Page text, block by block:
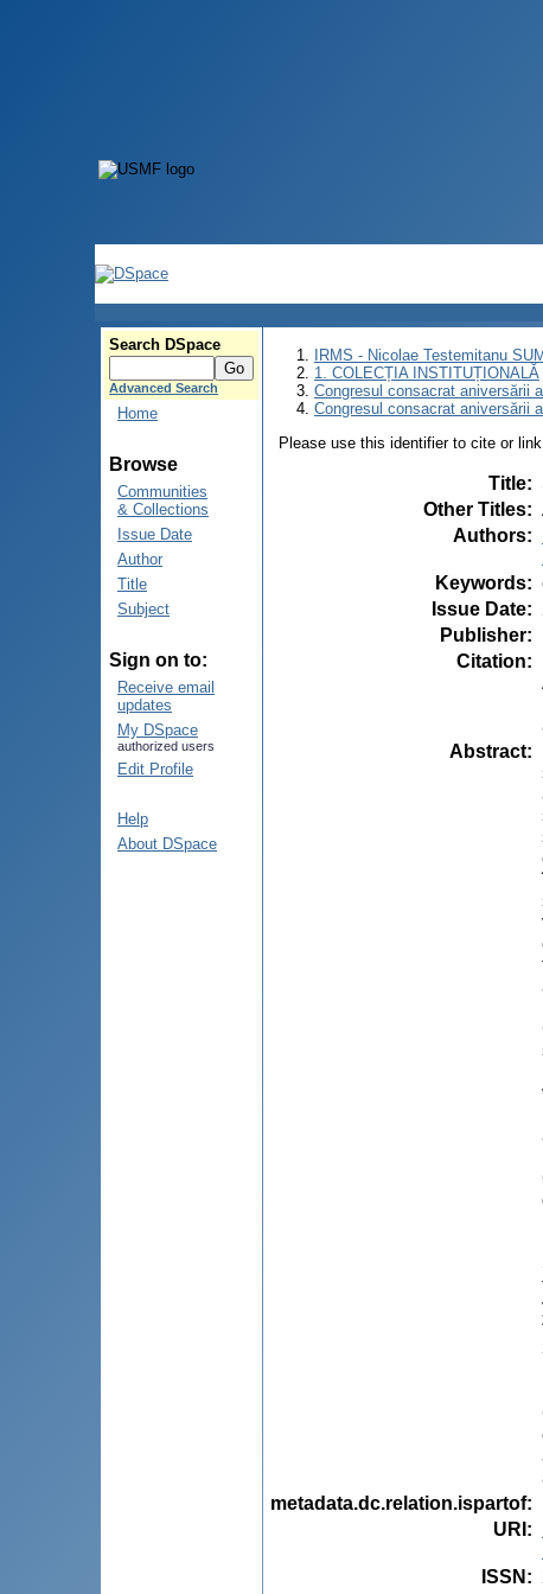
Search DSpace
Advanced Search
Home
Browse
Communities
& Collections
Issue Date
Author
Title
Subject
Sign on to:
Receive email
updates
My DSpace
authorized users
Edit Profile
Help
About DSpace
IRMS - Nicolae Testemitanu
1. COLECȚIA INSTITUȚIONALĂ
Congresul consacrat aniversării
Congresul consacrat aniversării
Please use this identifier to cite or
Title:
Other Titles:
Authors:
Keywords:
Issue Date:
Publisher:
Citation:
Abstract:
metadata.dc.relation.ispartof:
URI :
ISSN :